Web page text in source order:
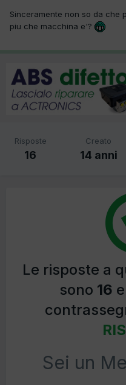
Sinceramente non so da che
piu che macchina e'?
Risposte
16
Creato
14 anni
Le risposte a
sono 16
Sei un